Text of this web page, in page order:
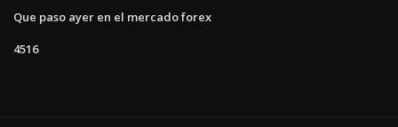
Que paso ayer en el mercado forex
4516